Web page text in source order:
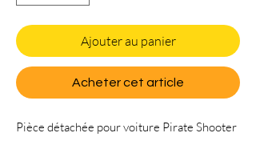
Ajouter au panier
Acheter cet article
Pièce détachée pour voiture Pirate Shooter